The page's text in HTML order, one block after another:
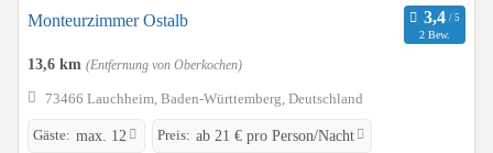
Monteurzimmer Ostalb
2 Bew.
13,6 km (Entfernung von Oberkochen)
73466 Lauchheim, Baden-Württemberg, Deutschland
Gäste: max. 12 Preis: ab 21 € pro Person/Nacht